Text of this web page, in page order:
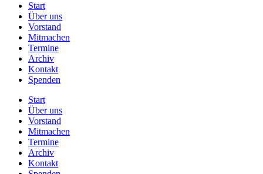
Start
Über uns
Vorstand
Mitmachen
Termine
Archiv
Kontakt
Spenden
Start
Über uns
Vorstand
Mitmachen
Termine
Archiv
Kontakt